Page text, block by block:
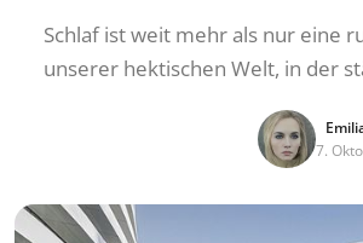
Schlaf ist weit mehr als nur eine
unserer hektischen Welt, in der
7.